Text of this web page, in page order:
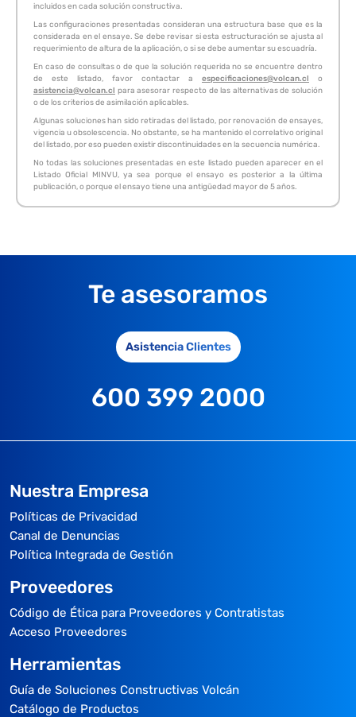
incluidos en cada solución constructiva.
Las configuraciones presentadas consideran una estructura base que es la
considerada en el ensaye. Se debe revisar si esta estructuración se ajusta al
requerimiento de altura de la aplicación, o si se debe aumentar su escuadría.
En caso de consultas o de que la solución requerida no se encuentre dentro
de este listado, favor contactar a especificaciones@volcan.cl o
asistencia@volcan.cl para asesorar respecto de las alternativas de solución
o de los criterios de asimilación aplicables.
Algunas soluciones han sido retiradas del listado, por renovación de ensayes,
vigencia u obsolescencia. No obstante, se ha mantenido el correlativo original
del listado, por eso pueden existir discontinuidades en la secuencia numérica.
No todas las soluciones presentadas en este listado pueden aparecer en el
Listado Oficial MINVU, ya sea porque el ensayo es posterior a la última
publicación, o porque el ensayo tiene una antigüedad mayor de 5 años.
Te asesoramos
Asistencia Clientes
600 399 2000
Nuestra Empresa
Políticas de Privacidad
Canal de Denuncias
Política Integrada de Gestión
Proveedores
Código de Ética para Proveedores y Contratistas
Acceso Proveedores
Herramientas
Guía de Soluciones Constructivas Volcán
Catálogo de Productos